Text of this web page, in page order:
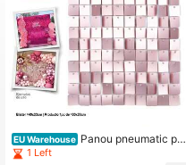
EU Warehouse Panou pneumatic pătr
at mat, clin pneumatic cu paiete, pe
1 Left